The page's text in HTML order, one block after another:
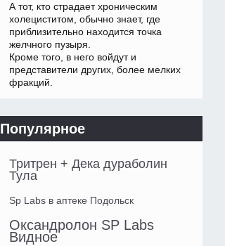
А тот, кто страдает хроническим
холециститом, обычно знает, где
приблизительно находится точка
желчного пузыря.
Кроме того, в него войдут и
представители других, более мелких
фракций.
Популярное
Тритрен + Дека дураболин
Тула
Sp Labs в аптеке Подольск
Оксандролон SP Labs
Видное